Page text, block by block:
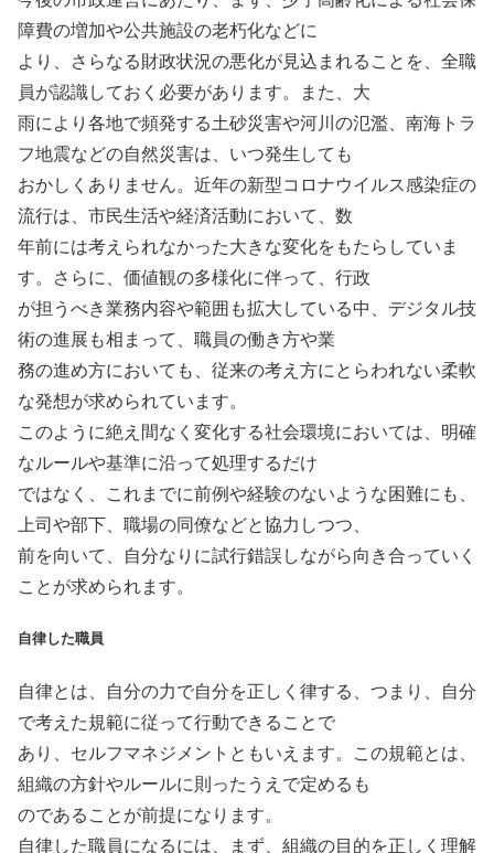
障費の増加や公共施設の老朽化などに
より、さらなる財政状況の悪化が見込まれることを、全職
員が認識しておく必要があります。また、大
雨により各地で頻発する土砂災害や河川の氾濫、南海トラ
フ地震などの自然災害は、いつ発生しても
おかしくありません。近年の新型コロナウイルス感染症の
流行は、市民生活や経済活動において、数
年前には考えられなかった大きな変化をもたらしていま
す。さらに、価値観の多様化に伴って、行政
が担うべき業務内容や範囲も拡大している中、デジタル技
術の進展も相まって、職員の働き方や業
務の進め方においても、従来の考え方にとらわれない柔軟
な発想が求められています。
このように絶え間なく変化する社会環境においては、明確
なルールや基準に沿って処理するだけ
ではなく、これまでに前例や経験のないような困難にも、
上司や部下、職場の同僚などと協力しつつ、
前を向いて、自分なりに試行錯誤しながら向き合っていく
ことが求められます。
自律した職員
自律とは、自分の力で自分を正しく律する、つまり、自分
で考えた規範に従って行動できることで
あり、セルフマネジメントともいえます。この規範とは、
組織の方針やルールに則ったうえで定めるも
のであることが前提になります。
自律した職員になるには、まず、組織の目的を正しく理解